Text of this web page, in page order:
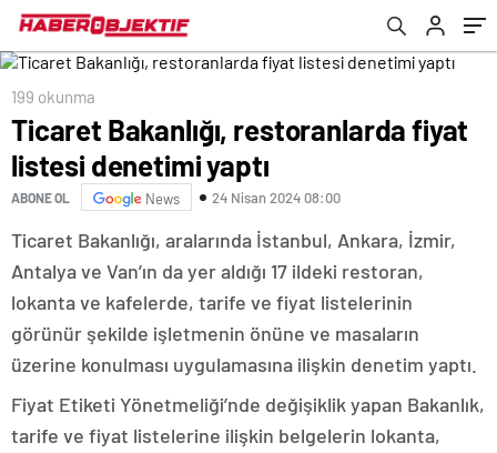
199 okunma
Ticaret Bakanlığı, restoranlarda fiyat
listesi denetimi yaptı
ABONE OL News 24 Nisan 2024 08:00
Ticaret Bakanlığı, aralarında İstanbul, Ankara, İzmir,
Antalya ve Van’ın da yer aldığı 17 ildeki restoran,
lokanta ve kafelerde, tarife ve fiyat listelerinin
görünür şekilde işletmenin önüne ve masaların
üzerine konulması uygulamasına ilişkin denetim yaptı.
Fiyat Etiketi Yönetmeliği’nde değişiklik yapan Bakanlık,
tarife ve fiyat listelerine ilişkin belgelerin lokanta,